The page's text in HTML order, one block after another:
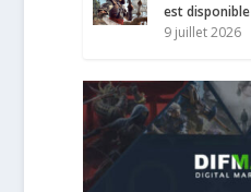
est disponible
9 juillet 2026